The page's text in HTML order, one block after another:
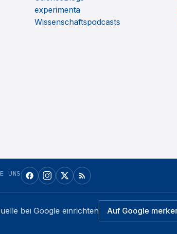
experimenta
Wissenschaftspodcasts
UNS
bei Google einrichten Auf Google